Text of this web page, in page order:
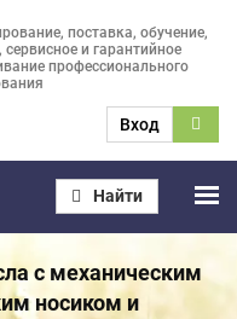
поставка, обучение,
и гарантийное
профессионального
Вход
Найти
с механическим
носиком и